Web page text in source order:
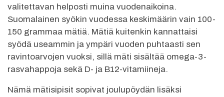
valitettavan helposti muina vuodenaikoina.
Suomalainen syökin vuodessa keskimäärin vain 100-
150 grammaa mätiä. Mätiä kuitenkin kannattaisi
syödä useammin ja ympäri vuoden puhtaasti sen
ravintoarvojen vuoksi, sillä mäti sisältää omega-3-
rasvahappoja sekä D- ja B12-vitamiineja.
Nämä mätisipisit sopivat joulupöydän lisäksi